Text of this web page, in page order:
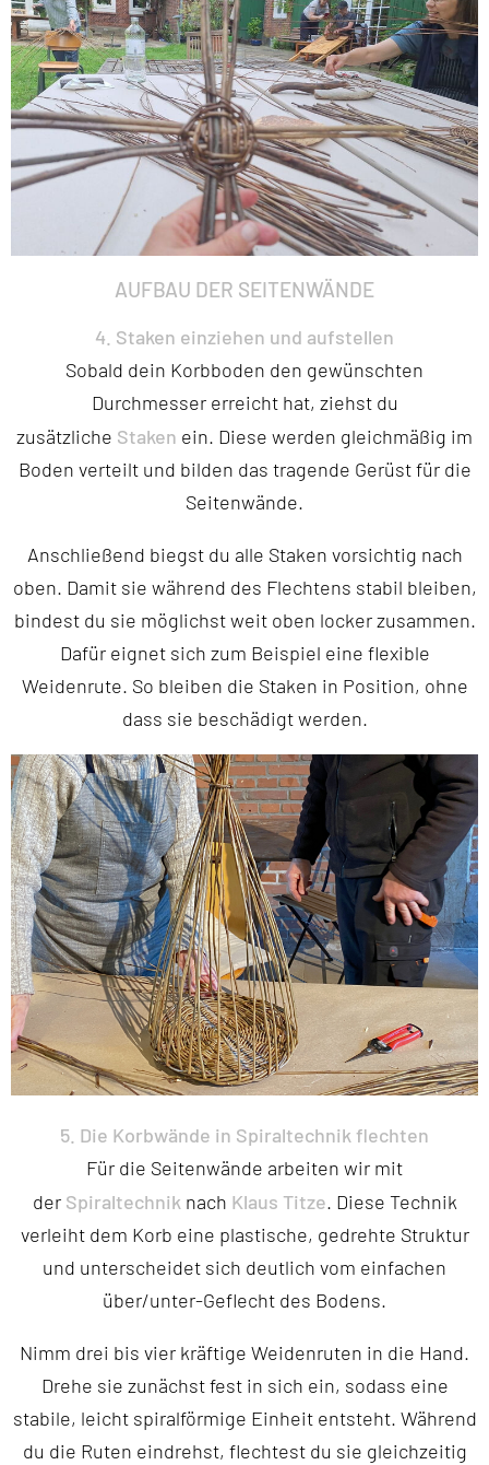
AUFBAU DER SEITENWÄNDE
4. Staken einziehen und aufstellen
Sobald dein Korbboden den gewünschten
Durchmesser erreicht hat, ziehst du
zusätzliche Staken ein. Diese werden gleichmäßig im
Boden verteilt und bilden das tragende Gerüst für die
Seitenwände.
Anschließend biegst du alle Staken vorsichtig nach
oben. Damit sie während des Flechtens stabil bleiben,
bindest du sie möglichst weit oben locker zusammen.
Dafür eignet sich zum Beispiel eine flexible
Weidenrute. So bleiben die Staken in Position, ohne
dass sie beschädigt werden.
5. Die Korbwände in Spiraltechnik flechten
Für die Seitenwände arbeiten wir mit
der Spiraltechnik nach Klaus Titze. Diese Technik
verleiht dem Korb eine plastische, gedrehte Struktur
und unterscheidet sich deutlich vom einfachen
über/unter-Geflecht des Bodens.
Nimm drei bis vier kräftige Weidenruten in die Hand.
Drehe sie zunächst fest in sich ein, sodass eine
stabile, leicht spiralförmige Einheit entsteht. Während
du die Ruten eindrehst, flechtest du sie gleichzeitig